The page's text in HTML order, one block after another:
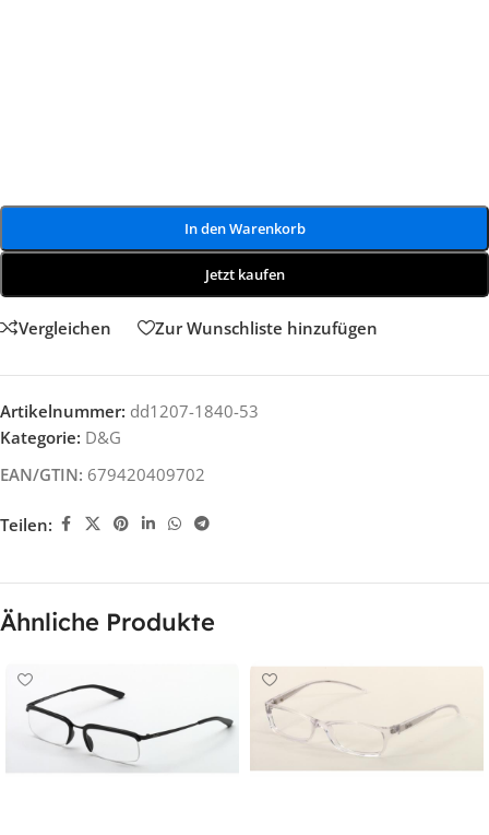
In den Warenkorb
Jetzt kaufen
Vergleichen Zur Wunschliste hinzufügen
Artikelnummer: dd1207-1840-53
Kategorie: D&G
EAN/GTIN: 679420409702
Teilen:
Ähnliche Produkte